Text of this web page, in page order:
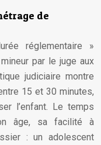
de
réglementaire »
par le juge aux
judiciaire montre
15 et 30 minutes,
l’enfant. Le temps
âge, sa facilité à
: un adolescent